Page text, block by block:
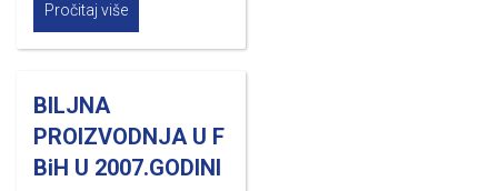
Pročitaj više
BILJNA
PROIZVODNJA U F
BiH U 2007.GODINI